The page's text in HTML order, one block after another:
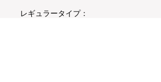
レギュラータイプ：